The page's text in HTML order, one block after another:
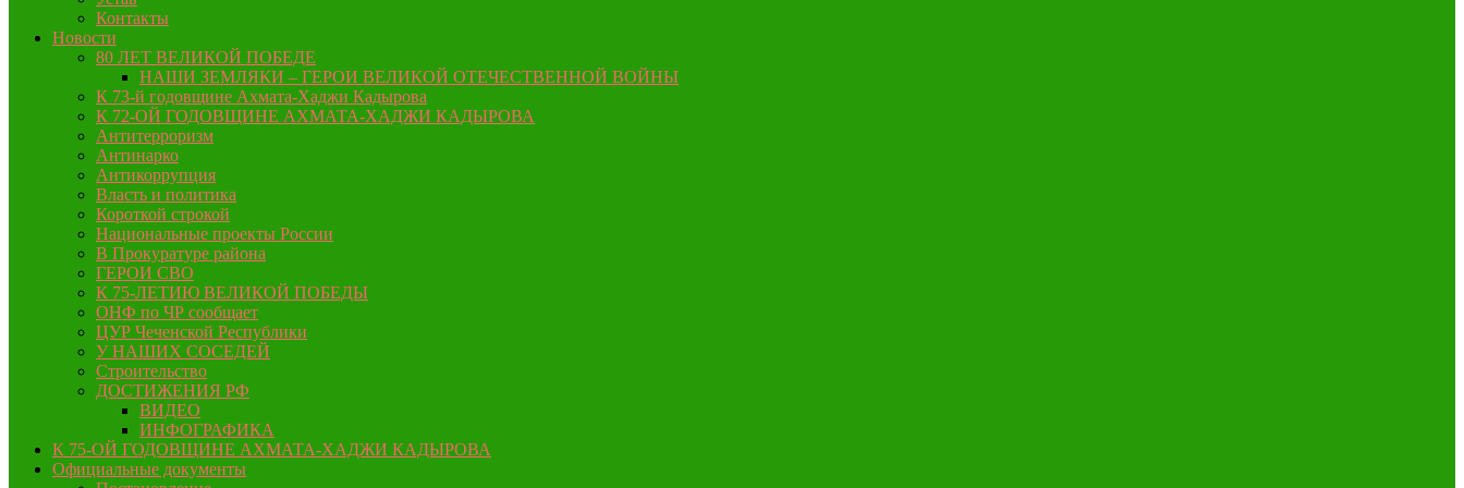
Контакты
Новости
80 ЛЕТ ВЕЛИКОЙ ПОБЕДЕ
НАШИ ЗЕМЛЯКИ – ГЕРОИ ВЕЛИКОЙ ОТЕЧЕСТВЕННОЙ ВОЙНЫ
К 73-й годовщине Ахмата-Хаджи Кадырова
К 72-ОЙ ГОДОВЩИНЕ АХМАТА-ХАДЖИ КАДЫРОВА
Антитерроризм
Антинарко
Антикоррупция
Власть и политика
Короткой строкой
Национальные проекты России
В Прокуратуре района
ГЕРОИ СВО
К 75-ЛЕТИЮ ВЕЛИКОЙ ПОБЕДЫ
ОНФ по ЧР сообщает
ЦУР Чеченской Республики
У НАШИХ СОСЕДЕЙ
Строительство
ДОСТИЖЕНИЯ РФ
ВИДЕО
ИНФОГРАФИКА
К 75-ОЙ ГОДОВЩИНЕ АХМАТА-ХАДЖИ КАДЫРОВА
Официальные документы